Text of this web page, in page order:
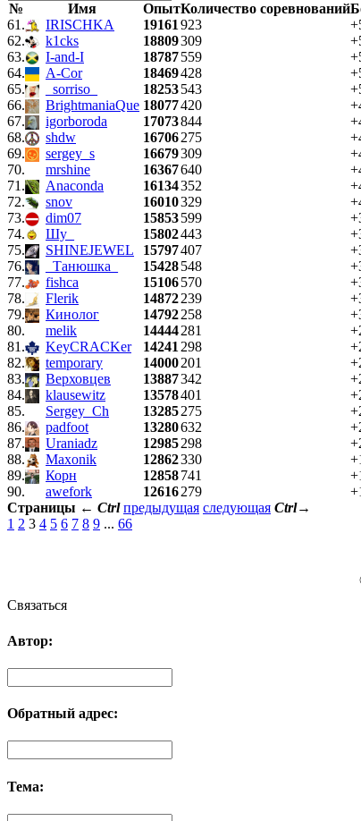
№ Имя ОпытКоличество соревнований
61.
IRISCHKA 19161 923
62.
k1cks 18809309
63.
I-and-I 18787559
64.
A-Cor 18469428
65.
_sorriso_ 18253543
66.
BrightmaniaQue 18077420
67.
igorboroda 17073844
68.
shdw 16706275
69.
sergey_s 16679309
70.
mrshine 16367640
71.
Anaconda 16134352
72.
snov 16010329
73.
dim07 15853599
74.
Шу_ 15802443
75.
SHINEJEWEL 15797407
76.
_Танюшка_ 15428548
77.
fishca 15106570
78.
Flerik 14872239
79.
Кинолог 14792258
80.
melik 14444281
81.
KeyCRACKer 14241 298
82.
temporary 14000201
83.
Верховцев 13887342
84.
klausewitz 13578401
85.
Sergey_Ch 13285275
86.
padfoot 13280632
87.
Uraniadz 12985298
88.
Maxonik 12862330
89.
Корн 12858741
90.
awefork 12616279
Страницы ← Ctrl предыдущая следующая Ctrl→
1 2 3 4 5 6 7 8 9 ... 66
Связаться
Автор:
Обратный адрес:
Тема: